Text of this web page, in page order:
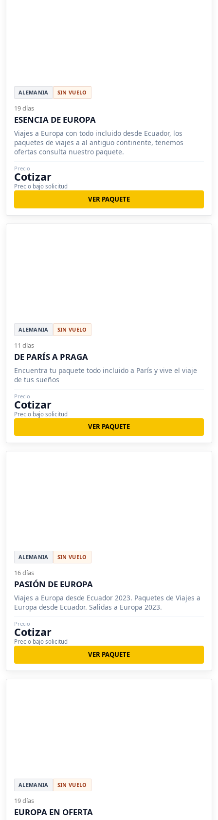
ALEMANIA SIN VUELO
19 días
ESENCIA DE EUROPA
Viajes a Europa con todo incluido desde Ecuador, los
paquetes de viajes a al antiguo continente, tenemos
ofertas consulta nuestro paquete.
Precio
Cotizar
Precio bajo solicitud
VER PAQUETE
ALEMANIA SIN VUELO
11 días
DE PARÍS A PRAGA
Encuentra tu paquete todo incluido a París y vive el viaje
de tus sueños
Precio
Cotizar
Precio bajo solicitud
VER PAQUETE
ALEMANIA SIN VUELO
16 días
PASIÓN DE EUROPA
Viajes a Europa desde Ecuador 2023. Paquetes de Viajes a
Europa desde Ecuador. Salidas a Europa 2023.
Precio
Cotizar
Precio bajo solicitud
VER PAQUETE
ALEMANIA SIN VUELO
19 días
EUROPA EN OFERTA